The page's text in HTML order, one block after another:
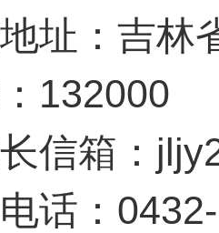
：吉林
箱：
：0432-